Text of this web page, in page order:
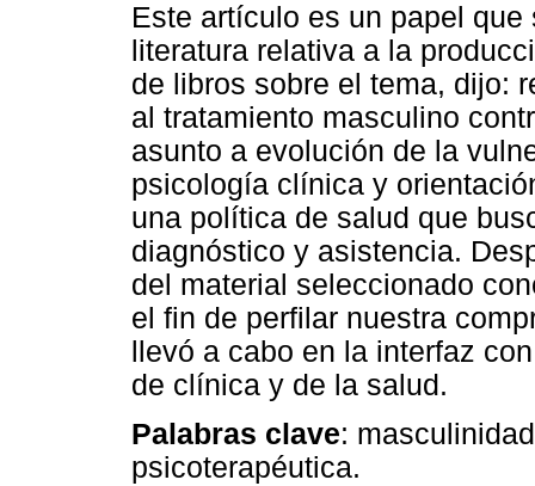
Este artículo es un papel
literatura relativa a la
de libros sobre el tema, dijo:
al tratamiento masculino
asunto a evolución de la
psicología clínica y
una política de salud que
diagnóstico y asistencia.
del material seleccionado
el fin de perfilar nuestra
llevó a cabo en la interfaz
de clínica y de la salud.
Palabras clave:
psicoterapéutica.